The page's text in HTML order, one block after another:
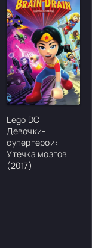
[/
Lego DC
Девочки-
супергерои:
Утечка мозгов
(2017)